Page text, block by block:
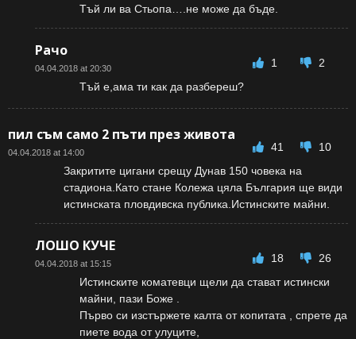
Тъй ли ва Стьопа….не може да бъде.
Рачо
04.04.2018 at 20:30 1
2
Тъй е,ама ти как да разбереш?
пил съм само 2 пъти през живота
04.04.2018 at 14:00 41
10
Закритите цигани срещу Дунав 150 човека на
стадиона.Като стане Колежа цяла България ще види
истинската пловдивска публика.Истинските майни.
ЛОШО КУЧЕ
04.04.2018 at 15:15 18
26
Истинските коматевци щели да стават истински
майни, пази Боже .
Първо си изстържете калта от копитата , спрете да
пиете вода от улуците,